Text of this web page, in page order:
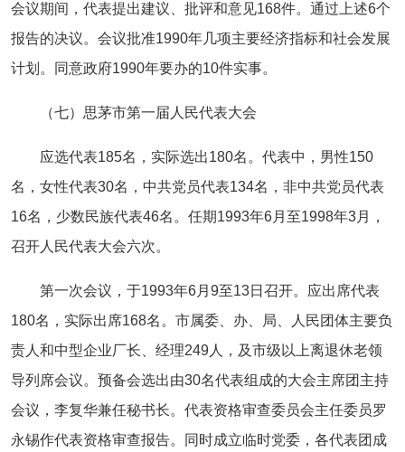
会议期间，代表提出建议、批评和意见168件。通过上述6个
报告的决议。会议批准1990年几项主要经济指标和社会发展
计划。同意政府1990年要办的10件实事。
（七）思茅市第一届人民代表大会
应选代表185名，实际选出180名。代表中，男性150
名，女性代表30名，中共党员代表134名，非中共党员代表
16名，少数民族代表46名。任期1993年6月至1998年3月，
召开人民代表大会六次。
第一次会议，于1993年6月9至13日召开。应出席代表
180名，实际出席168名。市属委、办、局、人民团体主要负
责人和中型企业厂长、经理249人，及市级以上离退休老领
导列席会议。预备会选出由30名代表组成的大会主席团主持
会议，李复华兼任秘书长。代表资格审查委员会主任委员罗
永锡作代表资格审查报告。同时成立临时党委，各代表团成